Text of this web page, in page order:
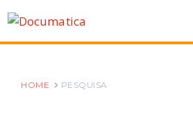
HOME PESQUISA